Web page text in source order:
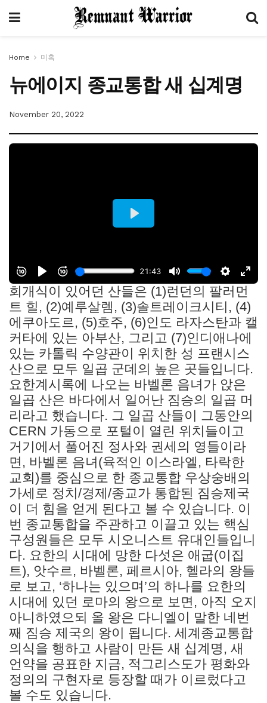
Home 미혹
뉴에이지 종교통합 새 십계명
November 20, 2022
회개식이 있어던 산들은 (1)런던의 팔러먼
트 힐, (2)예루살렘, (3)솔트레이크시티, (4)
에쿠아도르, (5)호주, (6)인도 라자스탄과 캘
커타에 있는 아부산, 그리고 (7)인디애나에
있는 카톨릭 수양관이 위치한 성 프랜시스
산으로 모두 일곱 군데의 높은 곳들입니다.
요한계시록에 나오는 바벨론 음녀가 앉은
일곱 산은 바다에서 일어난 짐승의 일곱 머
리라고 했습니다. 그 일곱 산들이 그동안의
CERN 가동으로 포털이 열린 위치들이고
거기에서 풀어진 정사와 권세의 영들이라
면, 바벨론 음녀(육적인 이스라엘, 타락한
교회)를 중심으로 한 종교통합 우상숭배의
가세로 정치/경제/종교가 통합된 짐승제국
이 더 힘을 얻게 된다고 볼 수 있습니다. 이
번 종교통합을 주관하고 이끌고 있는 핵심
구성원들은 모두 시오니스트 유대인들입니
다. 요한의 시대에 망한 다섯은 애굽(이집
트), 앗수르, 바벨론, 페르시아, 헬라의 왕들
로 보고, ‘하나는 있으며’의 하나를 요한의
시대에 있던 로마의 왕으로 보면, 아직 오지
아니하였으되 올 왕은 다니엘이 말한 네번
째 짐승 제국의 왕이 됩니다. 세계종교통합
의식을 행하고 사람이 만든 새 십계명, 새
언약을 공표한 지금, 적그리스도가 평화와
정의의 구현자로 등장할 때가 이르렀다고
볼 수도 있습니다.